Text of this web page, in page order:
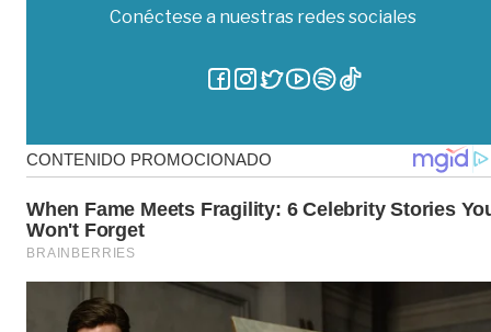
Conéctese a nuestras redes sociales